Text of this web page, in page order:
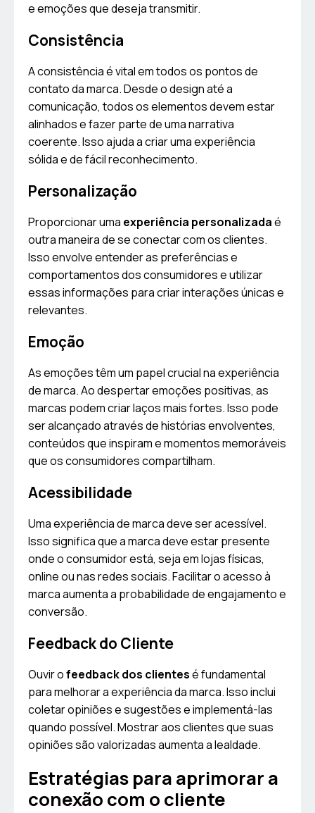
e emoções que deseja transmitir.
Consistência
A consistência é vital em todos os pontos de
contato da marca. Desde o design até a
comunicação, todos os elementos devem estar
alinhados e fazer parte de uma narrativa
coerente. Isso ajuda a criar uma experiência
sólida e de fácil reconhecimento.
Personalização
Proporcionar uma experiência personalizadaé
outra maneira de se conectar com os clientes.
Isso envolve entender as preferências e
comportamentos dos consumidores e utilizar
essas informações para criar interações únicas e
relevantes.
Emoção
As emoções têm um papel crucial na experiência
de marca. Ao despertar emoções positivas, as
marcas podem criar laços mais fortes. Isso pode
ser alcançado através de histórias envolventes,
conteúdos que inspiram e momentos memoráveis
que os consumidores compartilham.
Acessibilidade
Uma experiência de marca deve ser acessível.
Isso significa que a marca deve estar presente
onde o consumidor está, seja em lojas físicas,
online ou nas redes sociais. Facilitar o acesso à
marca aumenta a probabilidade de engajamento e
conversão.
Feedback do Cliente
Ouvir ofeedback dos clientesé fundamental
para melhorar a experiência da marca. Isso inclui
coletar opiniões e sugestões e implementá-las
quando possível. Mostrar aos clientes que suas
opiniões são valorizadas aumenta a lealdade.
Estratégias para aprimorar a
conexão com o cliente